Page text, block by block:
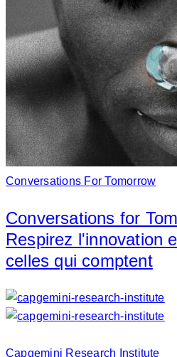
Conversations For Tomorrow
Conversations for
Respirez l'innovation
celles qui comptent
Capgemini Research Institute